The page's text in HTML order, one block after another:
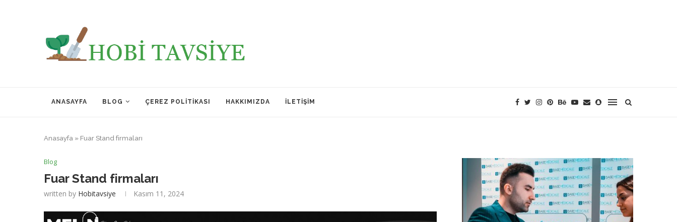
ANASAYFA BLOG ÇEREZ POLITIKASI HAKKIMIZDA İLETIŞIM
Anasayfa » Fuar Stand firmaları
Blog
Fuar Stand firmaları
written by Hobitavsiye Kasım 11, 2024